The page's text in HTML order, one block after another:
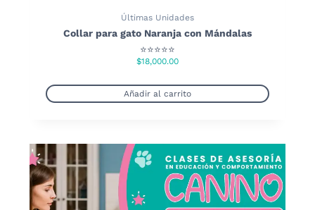
Últimas Unidades
Collar para gato Naranja con Mándalas
⭐⭐⭐⭐⭐
$18,000.00
Añadir al carrito